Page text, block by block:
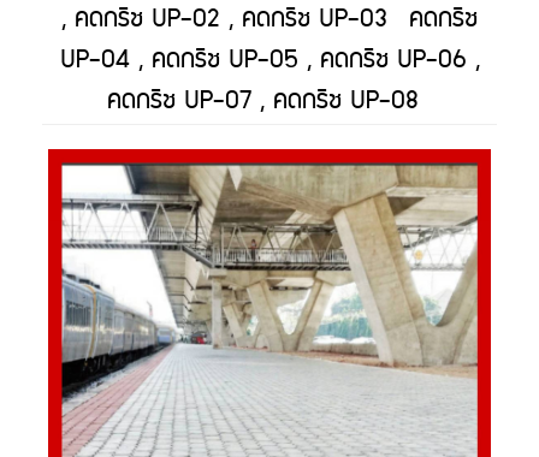
, คดกริช UP-02 , คดกริช UP-03 คดกริช
UP-04 , คดกริช UP-05 , คดกริช UP-06 ,
คดกริช UP-07 , คดกริช UP-08